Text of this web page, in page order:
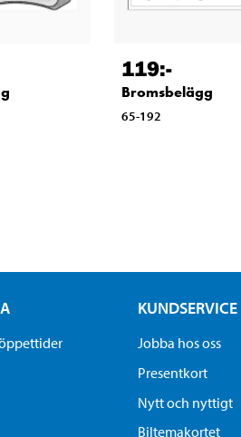
119:-
Bromsbelägg
65-192
KUNDSERVICE
Jobba hos oss
Presentkort
Nytt och nyttigt
Biltemakortet